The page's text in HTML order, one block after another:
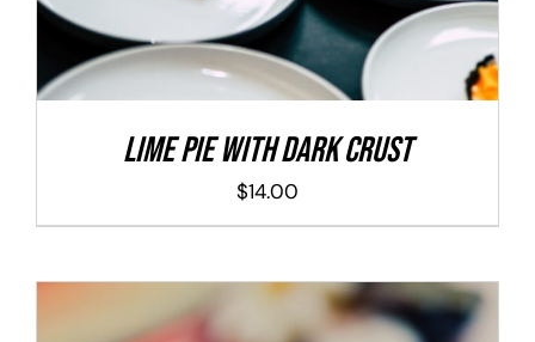
Lime Pie With Dark Crust
$14.00